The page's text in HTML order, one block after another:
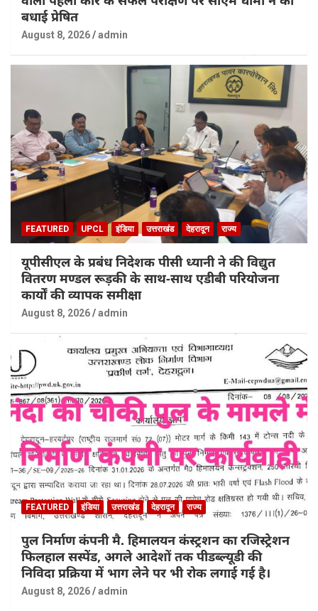
बधाई प्रेषित
August 8, 2026 admin
FEATURED UPCL इंडिया उत्तराखंड देहरादून राज्य
यूपीसीएल के प्रबंध निदेशक पीसी ध्यानी ने की विद्युत
वितरण मण्डल रूड़की के साथ-साथ एडीबी परियोजना
कार्यों की व्यापक समीक्षा
August 8, 2026 admin
FEATURED इंडिया उत्तराखंड देहरादून राज्य
पुल निर्माण कंपनी मै. हिमालयन कंस्ट्रशन का रजिस्ट्रेशन
फिलहाल सस्पेंड, अगले आदेशों तक पीडब्ल्यूडी की
निविदा प्रक्रिया में भाग लेने पर भी रोक लगाई गई है।
August 8, 2026 admin